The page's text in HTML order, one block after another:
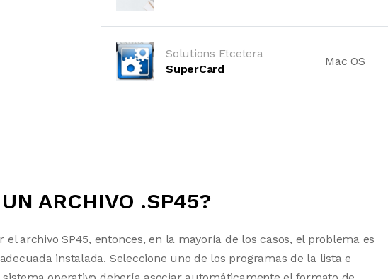
Solutions Etcetera
SuperCard
Mac OS
ARCHIVO .SP45?
archivo SP45, entonces, en la mayoría de los casos, el problema es
instalada. Seleccione uno de los programas de la lista e